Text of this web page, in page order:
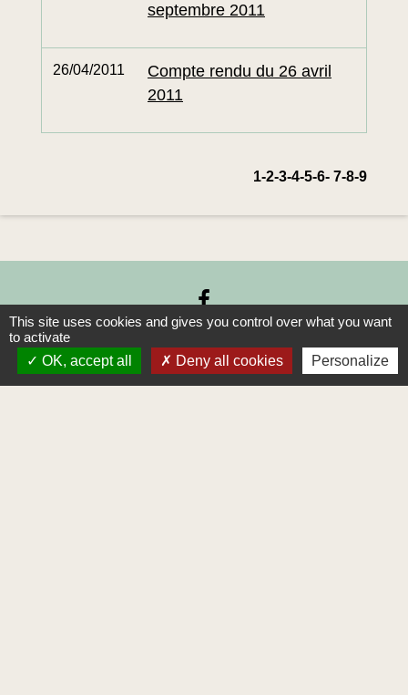
septembre 2011
26/04/2011
Compte rendu du 26 avril
2011
1-2-3-4-5-6- 7-8-9
Contacts
This site uses cookies and gives you control over what you want
to activate
OK, accept all
Deny all cookies Personalize